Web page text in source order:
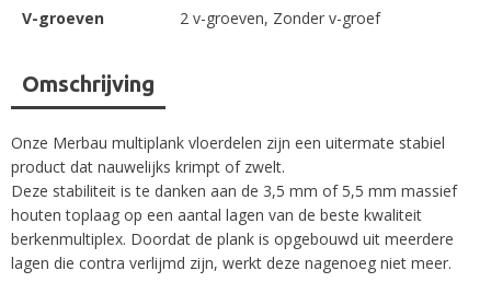
Omschrijving
Onze Merbau multiplank vloerdelen zijn een uitermate stabiel
product dat nauwelijks krimpt of zwelt.
Deze stabiliteit is te danken aan de 3,5 mm of 5,5 mm massief
houten toplaag op een aantal lagen van de beste kwaliteit
berkenmultiplex. Doordat de plank is opgebouwd uit meerdere
lagen die contra verlijmd zijn, werkt deze nagenoeg niet meer.
V-groeven 2 v-groeven, Zonder v-groef